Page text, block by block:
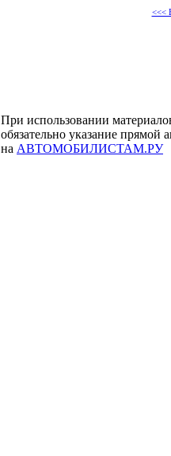
<<<
При использовании
обязательно указание прямой
на АВТОМОБИЛИСТАМ.РУ